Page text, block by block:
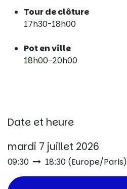
Tour de clôture
17h30-18h00
Pot en ville
18h00-20h00
Date et heure
mardi 7 juillet 2026
09:30 18:30 (Europe/Paris)